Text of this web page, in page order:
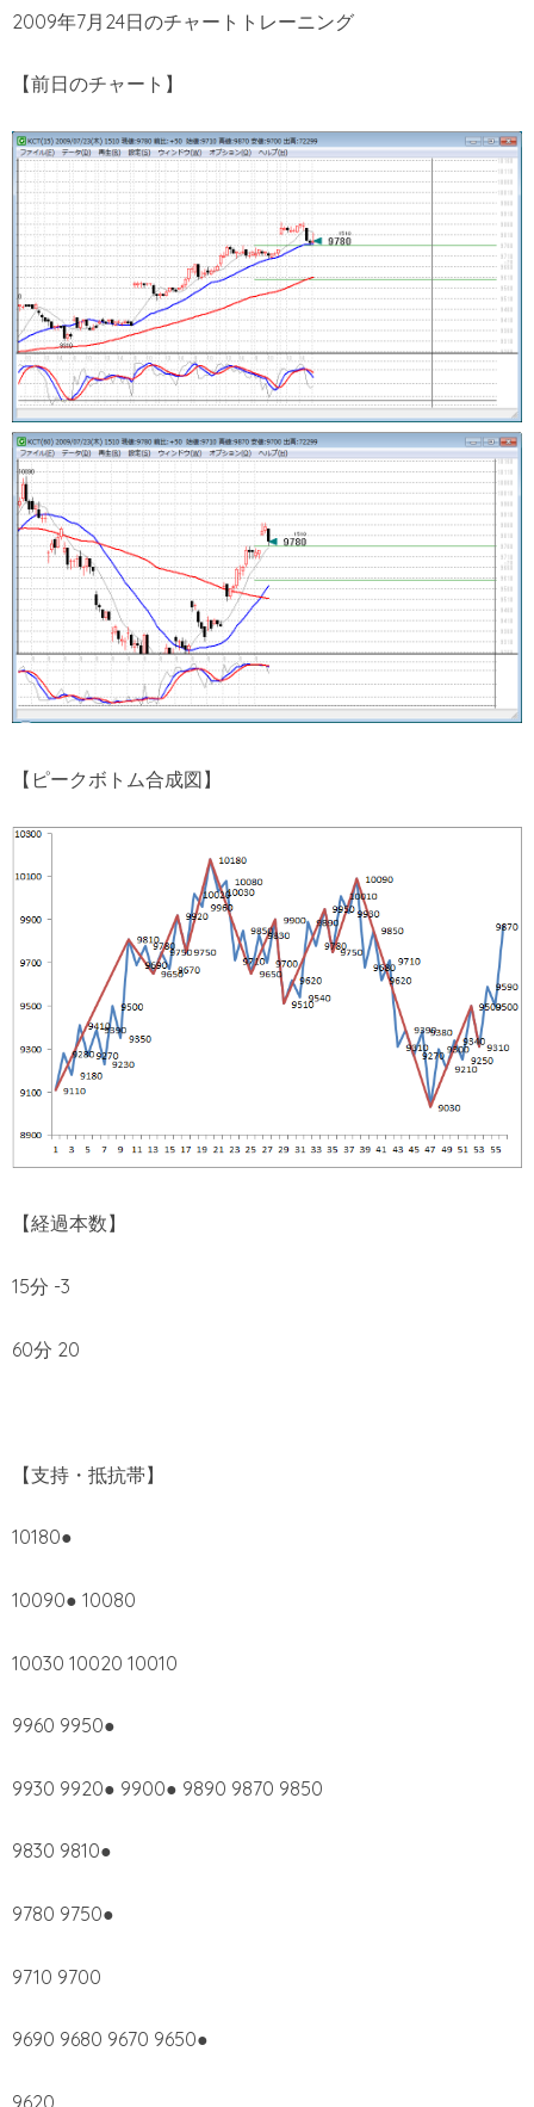
2009年7月24日のチャートトレーニング
【前日のチャート】
【ピークボトム合成図】
【経過本数】
15分 -3
60分 20
【支持・抵抗帯】
10180●
10090● 10080
10030 10020 10010
9960 9950●
9930 9920● 9900● 9890 9870 9850
9830 9810●
9780 9750●
9710 9700
9690 9680 9670 9650●
9620